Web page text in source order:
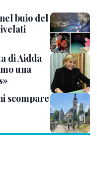
buio del
di Aidda
una
scompare